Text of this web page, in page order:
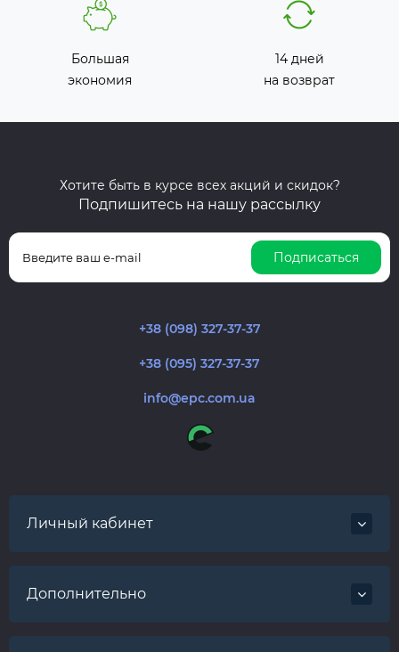
Большая
экономия
14 дней
на возврат
Хотите быть в курсе всех акций и скидок?
Подпишитесь на нашу рассылку
Подписаться
+38 (098) 327-37-37
+38 (095) 327-37-37
info@epc.com.ua
Личный кабинет
Дополнительно